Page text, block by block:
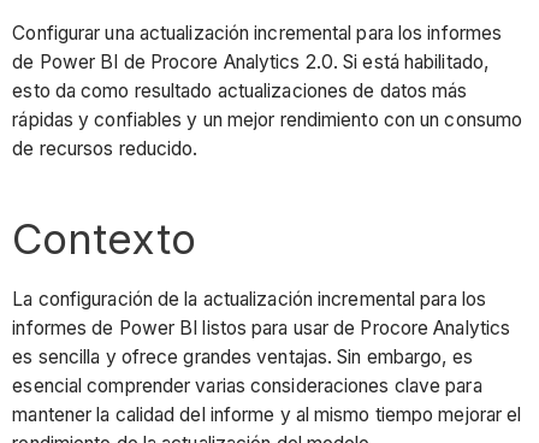
Configurar una actualización incremental para los informes
de Power BI de Procore Analytics 2.0. Si está habilitado,
esto da como resultado actualizaciones de datos más
rápidas y confiables y un mejor rendimiento con un consumo
de recursos reducido.
Contexto
La configuración de la actualización incremental para los
informes de Power BI listos para usar de Procore Analytics
es sencilla y ofrece grandes ventajas. Sin embargo, es
esencial comprender varias consideraciones clave para
mantener la calidad del informe y al mismo tiempo mejorar el